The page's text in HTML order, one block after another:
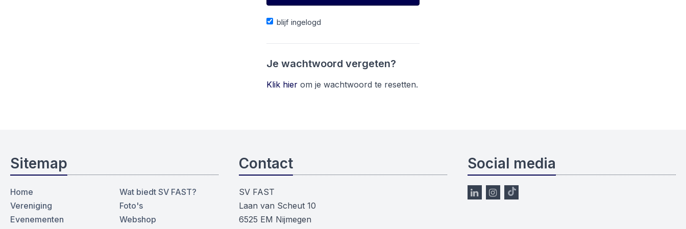
blijf ingelogd
Je wachtwoord vergeten?
Klik hier om je wachtwoord te resetten.
Sitemap
Home
Vereniging
Evenementen
Wat biedt SV FAST?
Foto's
Webshop
Contact
SV FAST
Laan van Scheut 10
6525 EM Nijmegen
Social media